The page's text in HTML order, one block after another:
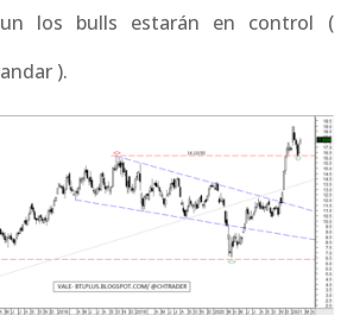
los bulls estarán en control (
).